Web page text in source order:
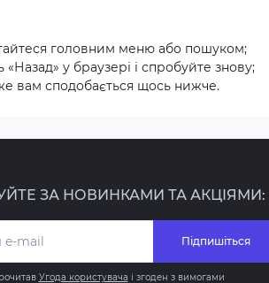
головним меню або пошуком;
«Назад» у браузері і спробуйте знову;
вам сподобається щось нижче.
ЗА НОВИНКАМИ ТА АКЦІЯМИ:
Підпишіться
Угода користувача і згоден з вимогами